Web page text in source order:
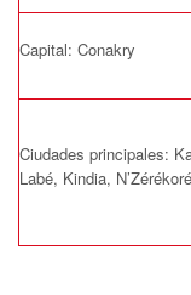
Capital: Conakry
Ciudades principales:
Labé, Kindia,